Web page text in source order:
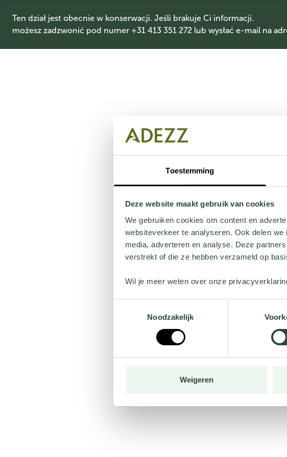
Toestemming
Deze website maakt gebruik van cookies
We gebruiken cookies om content en
websiteverkeer te analyseren. Ook delen
media, adverteren en analyse. Deze
verstrekt of die ze hebben verzameld op
Wil je meer weten over onze
Noodzakelijk
Weigeren
Ten dział jest obecnie w konserwacji. Jeśli brakuje Ci informacji.
możesz zadzwonić pod numer +31 413 351 272 lub wysłać e-mail na